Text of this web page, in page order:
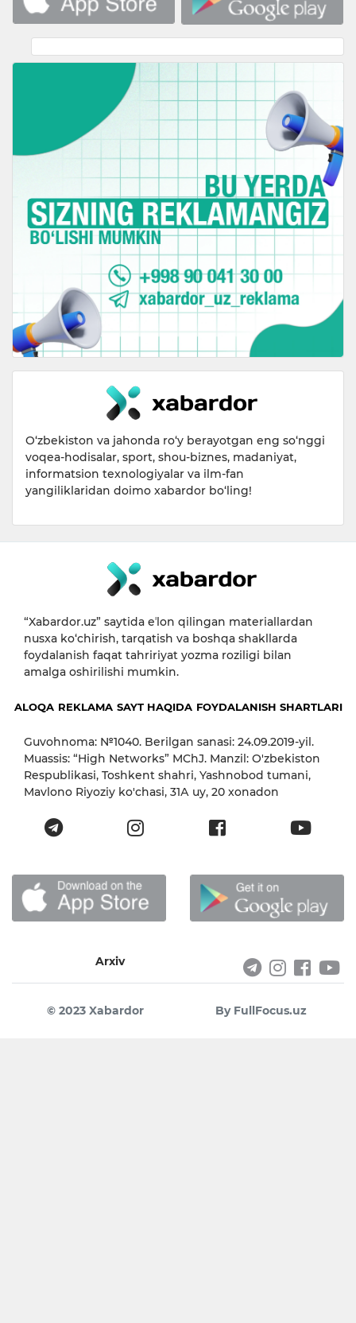
O‘zbekiston va jahonda ro‘y berayotgan eng so‘nggi
voqea-hodisalar, sport, shou-biznes, madaniyat,
informatsion texnologiyalar va ilm-fan
yangiliklaridan doimo xabardor bo‘ling!
“Xabardor.uz” saytida eʼlon qilingan materiallardan
nusxa ko‘chirish, tarqatish va boshqa shakllarda
foydalanish faqat tahririyat yozma roziligi bilan
amalga oshirilishi mumkin.
ALOQA REKLAMA SAYT HAQIDA FOYDALANISH SHARTLARI
Guvohnoma: №1040. Berilgan sanasi: 24.09.2019-yil.
Muassis: “High Networks” MChJ. Manzil: O'zbekiston
Respublikasi, Toshkent shahri, Yashnobod tumani,
Mavlono Riyoziy ko'chasi, 31А uy, 20 xonadon
Arxiv
© 2023 Xabardor By FullFocus.uz